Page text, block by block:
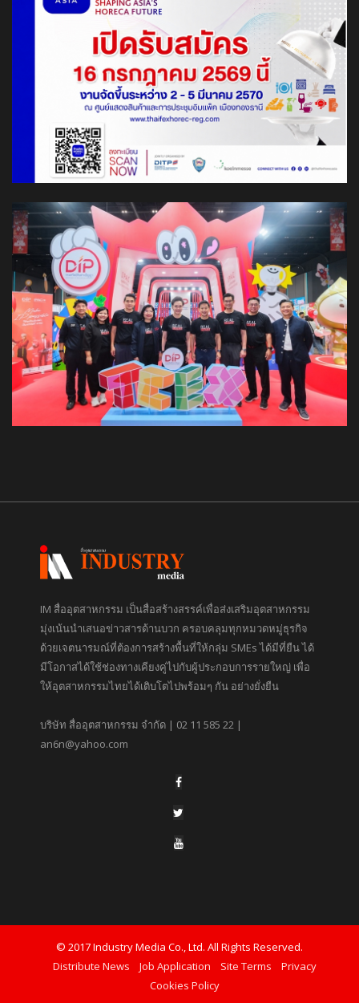
IM สื่ออุตสาหกรรม เป็นสื่อสร้างสรรค์เพื่อส่งเสริมอุตสาหกรรม
มุ่งเน้นนำเสนอข่าวสารด้านบวก ครอบคลุมทุกหมวดหมู่ธุรกิจ
ด้วยเจตนารมณ์ที่ต้องการสร้างพื้นที่ให้กลุ่ม SMEs ได้มีที่ยืน ได้
มีโอกาสได้ใช้ช่องทางเคียงคู่ไปกับผู้ประกอบการรายใหญ่ เพื่อ
ให้อุตสาหกรรมไทยได้เติบโตไปพร้อมๆ กัน อย่างยั่งยืน
บริษัท สื่ออุตสาหกรรม จำกัด | 02 11 585 22 |
an6n@yahoo.com
© 2017 Industry Media Co., Ltd. All Rights Reserved.
Distribute News
Job Application Site Terms
Privacy
Cookies Policy